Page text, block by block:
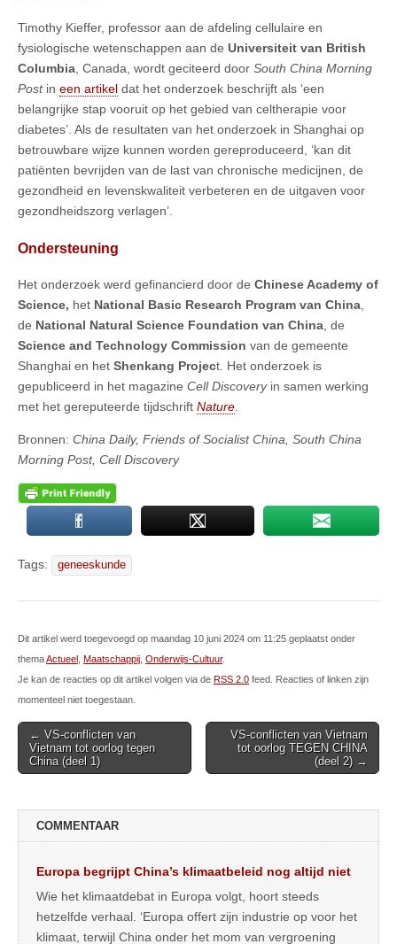
Timothy Kieffer, professor aan de afdeling cellulaire en
fysiologische wetenschappen aan de Universiteit van British
Columbia, Canada, wordt geciteerd door South China Morning
Postin een artikel dat het onderzoek beschrijft als ‘een
belangrijke stap vooruit op het gebied van celtherapie voor
diabetes’. Als de resultaten van het onderzoek in Shanghai op
betrouwbare wijze kunnen worden gereproduceerd, ‘kan dit
patiënten bevrijden van de last van chronische medicijnen, de
gezondheid en levenskwaliteit verbeteren en de uitgaven voor
gezondheidszorg verlagen’.
Ondersteuning
Het onderzoek werd gefinancierd door de Chinese Academy of
Science, het National Basic Research Program van China
de National Natural Science Foundation van China , de
Science and Technology Commission van de gemeente
Shanghai en het Shenkang Project. Het onderzoek is
gepubliceerd in het magazine Cell Discovery in samen werking
met het gereputeerde tijdschrift Nature
Bronnen: China Daily, Friends of Socialist China, South China
Morning Post, Cell Discovery
Tags: geneeskunde
Dit artikel werd toegevoegd op maandag 10 juni 2024 om 11:25 geplaatst onder
themaActueel , Maatschappij, Onderwijs-Cultuur.
Je kan de reacties op dit artikel volgen via de RSS 2.0 feed. Reacties of linken zijn
momenteel niet toegestaan.
Post
navigation
← VS-conflicten van
Vietnam tot oorlog tegen
China (deel 1)
VS-conflicten van Vietnam
tot oorlog TEGEN CHINA
(deel 2) →
COMMENTAAR
Europa begrijpt China’s klimaatbeleid nog altijd niet
Wie het klimaatdebat in Europa volgt, hoort steeds
hetzelfde verhaal. ‘Europa offert zijn industrie op voor het
klimaat, terwijl China onder het mom van vergroening